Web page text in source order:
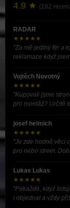
4.9 ★ (182
RADAR
★★★★★
"Za mě jediný fér a
reklamace když
Vojtěch Novotný
★★★★★
"Kupovali jsme
pro montáž? Určitě
josef helmich
★★★★★
"Je zde hodně věcí
pro nebo street.
Lukas Lukas
★★★★★
"Pokaždé, když
i objednal a vždy